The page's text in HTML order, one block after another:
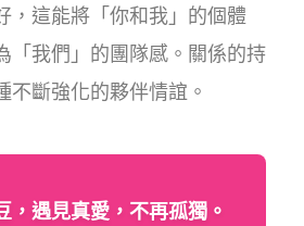
，這能將「你和我」的個體
「我們」的團隊感。關係的持
不斷強化的夥伴情誼。
，遇見真愛，不再孤獨。